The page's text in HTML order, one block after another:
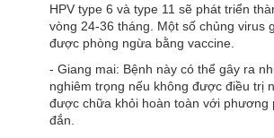
HPV type 6 và type 11 sẽ phát triển
vòng 24-36 tháng. Một số chủng virus
được phòng ngừa bằng vaccine.
- Giang mai: Bệnh này có thể gây ra
nghiêm trọng nếu không được điều trị
được chữa khỏi hoàn toàn với phương
đắn.